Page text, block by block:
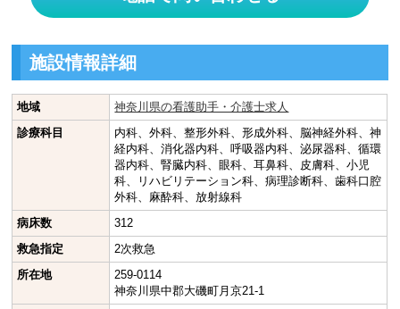
施設情報詳細
地域
神奈川県の看護助手・介護士求人
診療科目
内科、外科、整形外科、形成外科、脳神経外科、神
経内科、消化器内科、呼吸器内科、泌尿器科、循環
器内科、腎臓内科、眼科、耳鼻科、皮膚科、小児
科、リハビリテーション科、病理診断科、歯科口腔
外科、麻酔科、放射線科
病床数
312
救急指定
2次救急
所在地
259-0114
神奈川県中郡大磯町月京21-1